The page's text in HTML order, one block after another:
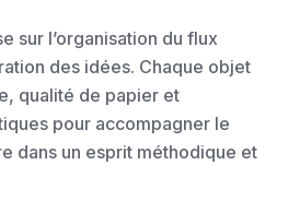
sur l’organisation du flux
des idées. Chaque objet
qualité de papier et
pour accompagner le
dans un esprit méthodique et